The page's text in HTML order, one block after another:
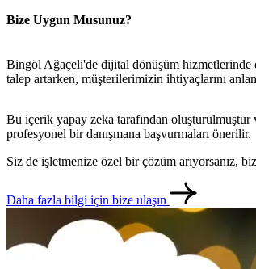
Bize Uygun Musunuz?
Bingöl Ağaçeli'de dijital dönüşüm hizmetlerinde
talep artarken, müşterilerimizin ihtiyaçlarını
Bu içerik yapay zeka tarafından
profesyonel bir danışmana başvurmaları önerilir.
Siz de işletmenize özel bir çözüm arıyorsanız,
Daha fazla bilgi için bize ulaşın